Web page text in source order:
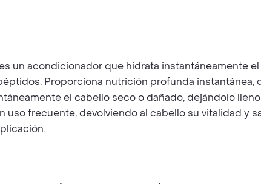
un acondicionador que hidrata instantáneamente
Proporciona nutrición profunda instantánea,
el cabello seco o dañado, dejándolo
uso frecuente, devolviendo al cabello su vitalidad y